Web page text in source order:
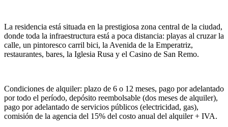
La residencia está situada en la prestigiosa zona central de la ciudad,
donde toda la infraestructura está a poca distancia: playas al cruzar la
calle, un pintoresco carril bici, la Avenida de la Emperatriz,
restaurantes, bares, la Iglesia Rusa y el Casino de San Remo.
Condiciones de alquiler: plazo de 6 o 12 meses, pago por adelantado
por todo el período, depósito reembolsable (dos meses de alquiler),
pago por adelantado de servicios públicos (electricidad, gas),
comisión de la agencia del 15% del costo anual del alquiler + IVA.